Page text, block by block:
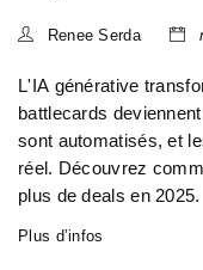
Renee Serda
L'IA générative
battlecards
sont automatisés, et
réel. Découvrez
plus de deals en 2025.
Plus d’infos